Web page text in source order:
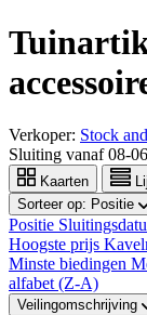
Verkoper: Stock
Sluiting vanaf08-
Kaarten
Sorteer op: Positie
Positie
Hoogste prijs
Minste biedingen
alfabet (Z-A)
Veilingomschrijving